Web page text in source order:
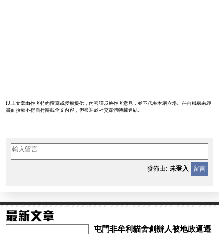
以上文章由作者特約撰寫或授權提供，內容謹反映作者意見，並不代表本網立場。任何機構未經
書面授權不得自行轉載全文內容，但歡迎於社交媒體轉載連結。
發佈由: 未登入 留言
屯門非牟利貓舍創辦人被地政逼遷